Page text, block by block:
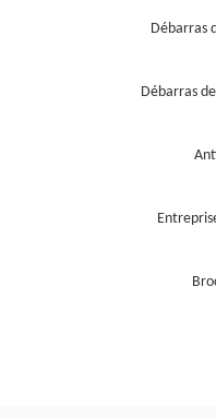
Débarras
Débarras